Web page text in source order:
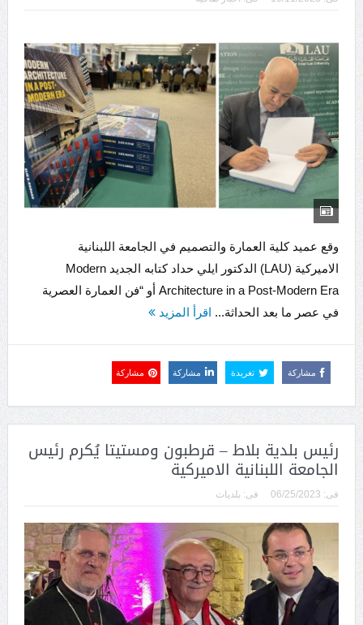
وقع عميد كلية العمارة والتصميم في الجامعة اللبنانية
الاميركية (LAU) الدكتور ايلي حداد كتابه الجديد Modern
Architecture in a Post-Modern Era أو “فن العمارة العصرية
في عصر ما بعد الحداثة... اقرأ المزيد
مشاركة تغريدة مشاركة مشاركة
رئيس بلدية بلاط – قرطبون ومستيتا يُكرم رئيس
الجامعة اللبنانية الاميركية
فى: 06/25/2023 فى: بلديات